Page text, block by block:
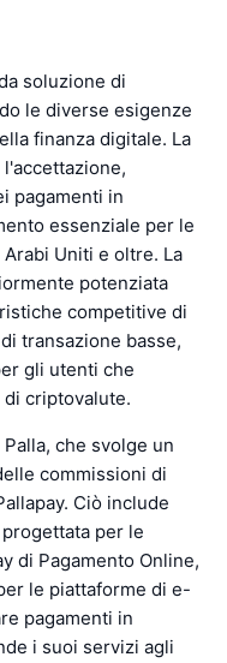
soluzione di
le diverse esigenze
finanza digitale. La
pagamenti in
essenziale per le
Uniti e oltre. La
potenziata
competitive di
transazione basse,
gli utenti che
criptovalute.
che svolge un
commissioni di
Ciò include
per le
di Pagamento Online,
le piattaforme di e-
pagamenti in
i suoi servizi agli